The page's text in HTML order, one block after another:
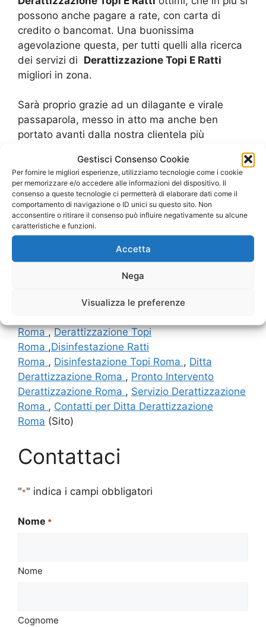
Gestisci Consenso Cookie
Per fornire le migliori esperienze, utilizziamo tecnologie come i cookie
per memorizzare e/o accedere alle informazioni del dispositivo. Il
consenso a queste tecnologie ci permetterà di elaborare dati come il
comportamento di navigazione o ID unici su questo sito. Non
acconsentire o ritirare il consenso può influire negativamente su alcune
caratteristiche e funzioni.
Accetta
Nega
Visualizza le preferenze
possono anche pagare a rate, con carta di
credito o bancomat. Una buonissima
agevolazione questa, per tutti quelli alla ricerca
dei servizi di Derattizzazione Topi E Ratti
migliori in zona.
Sarà proprio grazie ad un dilagante e virale
passaparola, messo in atto ma anche ben
portato avanti dalla nostra clientela più
dei veri leader per laDerattizzazione Topi E
Rattiin città.
Derattizzazione
Derattizzazione Prezzi
Roma,Derattizzazione Topi
Roma ,Disinfestazione Ratti
Roma , Disinfestazione Topi Roma , Ditta
Derattizzazione Roma , Pronto Intervento
Derattizzazione Roma , Servizio Derattizzazione
Roma , Contatti per Ditta Derattizzazione
Roma (Sito)
Contattaci
"*" indica i campi obbligatori
Nome *
Nome
Cognome